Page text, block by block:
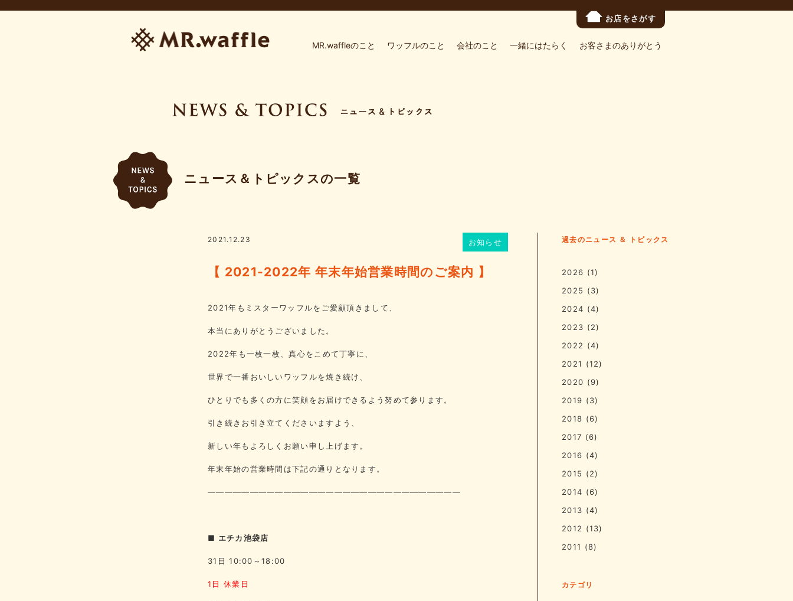
お店をさがす
MR.waffleのこと ワッフルのこと 会社のこと 一緒にはたらく お客さまのありがとう
ニュース＆トピックスの一覧
2021.12.23 お知らせ
【 2021-2022年 年末年始営業時間のご案内 】
2021年もミスターワッフルをご愛顧頂きまして、
本当にありがとうございました。
2022年も一枚一枚、真心をこめて丁寧に、
世界で一番おいしいワッフルを焼き続け、
ひとりでも多くの方に笑顔をお届けできるよう努めて参ります。
引き続きお引き立てくださいますよう、
新しい年もよろしくお願い申し上げます。
年末年始の営業時間は下記の通りとなります。
——————————————————————————————
■ エチカ池袋店
31日 10:00～18:00
1日 休業日
過去のニュース ＆ トピックス
2026 (1)
2025 (3)
2024 (4)
2023 (2)
2022 (4)
2021 (12)
2020 (9)
2019 (3)
2018 (6)
2017 (6)
2016 (4)
2015 (2)
2014 (6)
2013 (4)
2012 (13)
2011 (8)
カテゴリ